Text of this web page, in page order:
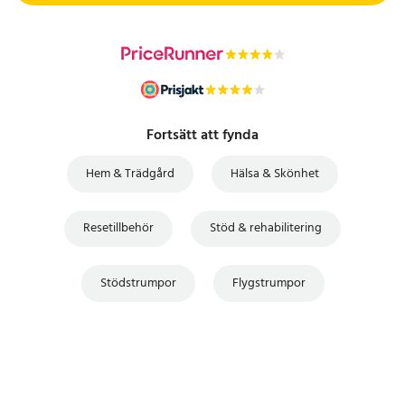
Fortsätt att fynda
Hem & Trädgård Hälsa & Skönhet
Resetillbehör Stöd & rehabilitering
Stödstrumpor Flygstrumpor